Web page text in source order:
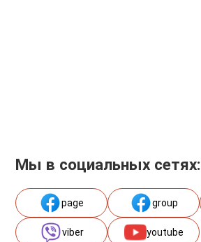
Мы в социальных сетях:
page group
viber youtube